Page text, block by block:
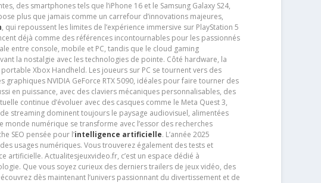
des smartphones tels que l’iPhone 16 et le Samsung Galaxy S24,
plus que jamais comme un carrefour d’innovations majeures,
, qui repoussent les limites de l’expérience immersive sur PlayStation 5
déjà comme des références incontournables pour les passionnés
entre console, mobile et PC, tandis que le cloud gaming
la nostalgie avec les technologies de pointe. Côté hardware, la
Xbox Handheld. Les joueurs sur PC se tournent vers des
NVIDIA GeForce RTX 5090, idéales pour faire tourner des
en puissance, avec des claviers mécaniques personnalisables, des
continue d’évoluer avec des casques comme le Meta Quest 3,
streaming dominent toujours le paysage audiovisuel, alimentées
numérique se transforme avec l’essor des recherches
SEO pensée pour l’intelligence artificielle. L’année 2025
usages numériques. Vous trouverez également des tests et
artificielle. Actualitesjeuxvideo.fr, c’est un espace dédié à
Que vous soyez curieux des derniers trailers de jeux vidéo, des
dès maintenant l’univers passionnant du divertissement et de